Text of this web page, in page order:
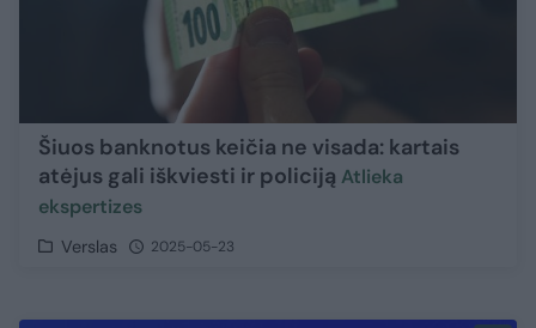
Šiuos banknotus keičia ne visada: kartais
atėjus gali iškviesti ir policiją Atlieka
ekspertizes
Verslas 2025-05-23